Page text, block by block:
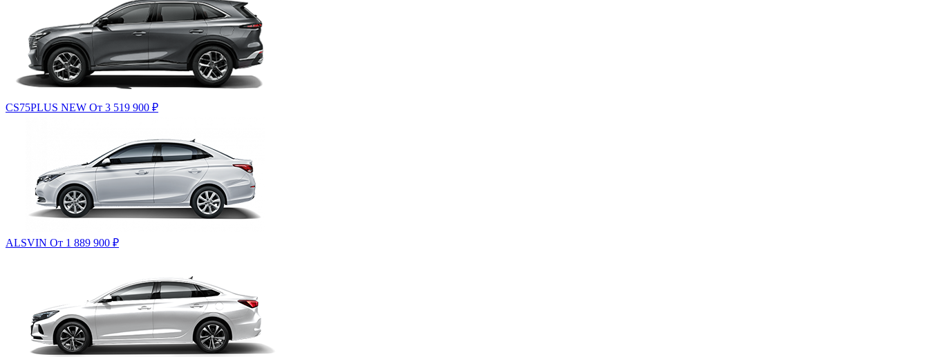
CS75PLUS NEW От 3 519 900 ₽
ALSVIN От 1 889 900 ₽